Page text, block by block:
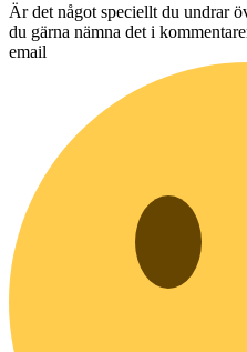
Är det något speciellt du undrar
du gärna nämna det i
email